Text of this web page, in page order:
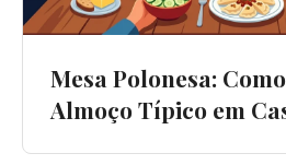
Mesa Polonesa:
Almoço Típico em